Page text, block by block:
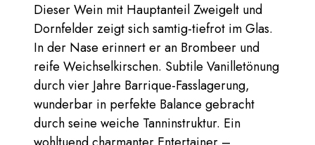
Dieser Wein mit Hauptanteil Zweigelt und
Dornfelder zeigt sich samtig-tiefrot im Glas.
In der Nase erinnert er an Brombeer und
reife Weichselkirschen. Subtile Vanilletönung
durch vier Jahre Barrique-Fasslagerung,
wunderbar in perfekte Balance gebracht
durch seine weiche Tanninstruktur. Ein